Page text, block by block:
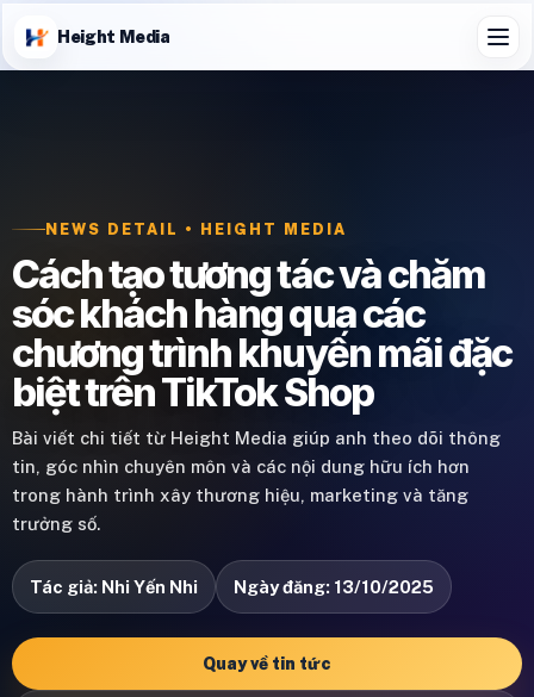
Height Media
NEWS DETAIL • HEIGHT MEDIA
Cách tạo tương tác và chăm
sóc khách hàng qua các
chương trình khuyến mãi đặc
biệt trên TikTok Shop
Bài viết chi tiết từ Height Media giúp anh theo dõi thông
tin, góc nhìn chuyên môn và các nội dung hữu ích hơn
trong hành trình xây thương hiệu, marketing và tăng
trưởng số.
Tác giả: Nhi Yến Nhi Ngày đăng: 13/10/2025
Quay về tin tức